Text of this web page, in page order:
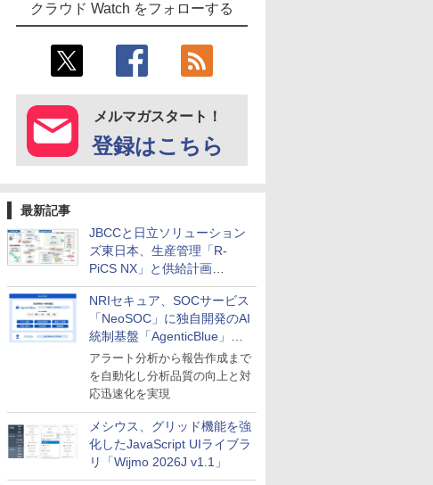
クラウド Watch をフォローする
メルマガスタート！
登録はこちら
最新記事
JBCCと日立ソリューション
ズ東日本、生産管理「R-
PiCS NX」と供給計画
「scSQUARE ISP」の連携サ
ービスを提供開始
NRIセキュア、SOCサービス
「NeoSOC」に独自開発のAI
統制基盤「AgenticBlue」を
導入
アラート分析から報告作成まで
を自動化し分析品質の向上と対
応迅速化を実現
メシウス、グリッド機能を強
化したJavaScript UIライブラ
リ「Wijmo 2026J v1.1」